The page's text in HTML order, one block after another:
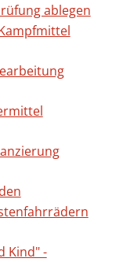
ablegen
Kind" -